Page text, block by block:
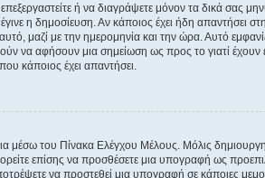
ή να διαγράψετε μόνον τα δικά σας
η δημοσίευση. Αν κάποιος έχει ήδη απαντήσει
μαζί με την ημερομηνία και την ώρα. Αυτό
να αφήσουν μια σημείωση ως προς το γιατί
κάποιος έχει απαντήσει.
του Πίνακα Ελέγχου Μέλους. Μόλις
επίσης να προσθέσετε μια υπογραφή ως
να προστεθεί μια υπογραφή σε κάποιες